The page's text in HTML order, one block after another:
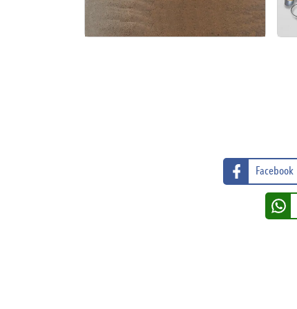
Facebook